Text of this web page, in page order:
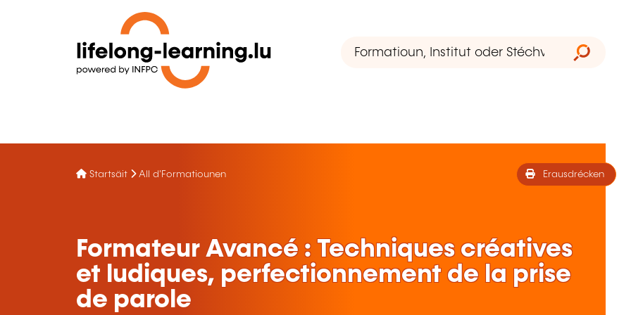
Startsäit All d'Formatiounen Erausdrécken
Formateur Avancé : Techniques créatives
et ludiques, perfectionnement de la prise
de parole